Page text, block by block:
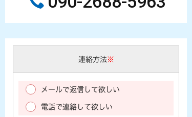
連絡方法※
メールで返信して欲しい
電話で連絡して欲しい